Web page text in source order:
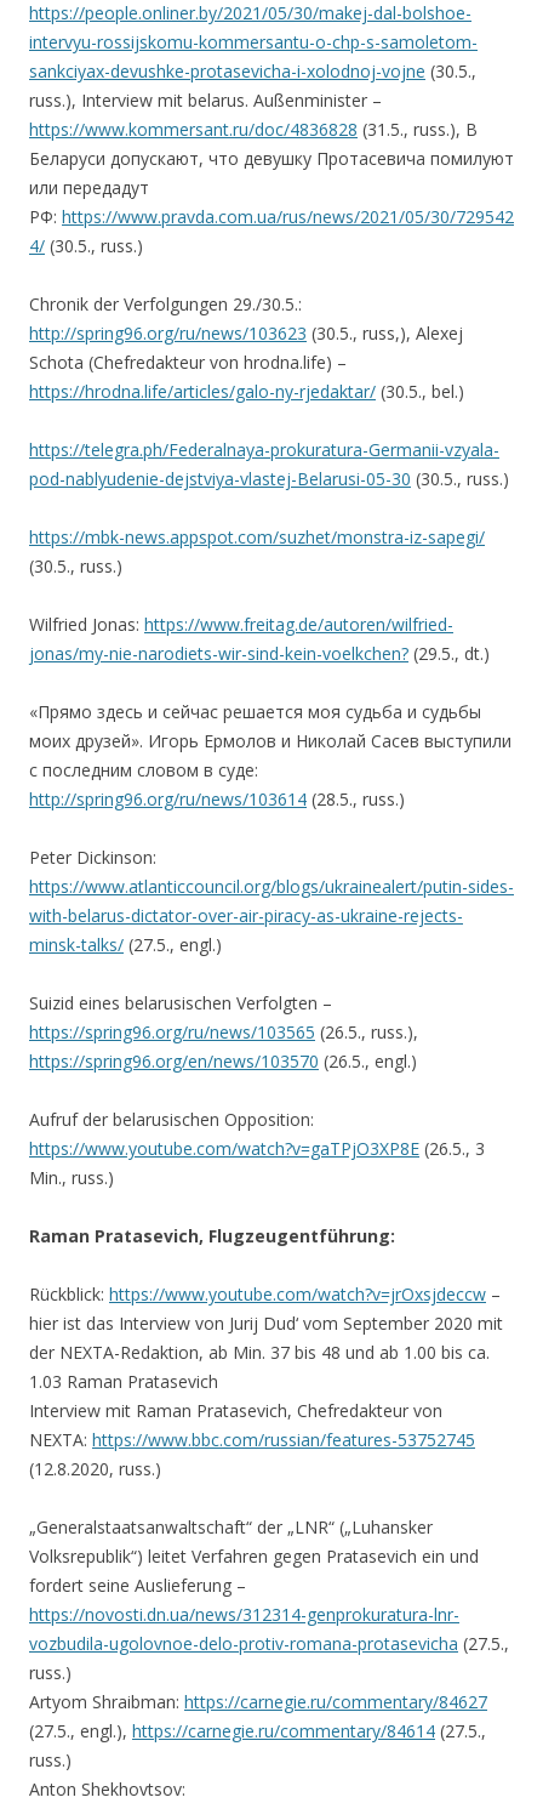
https://people.onliner.by/2021/05/30/makej-dal-bolshoe-
intervyu-rossijskomu-kommersantu-o-chp-s-samoletom-
sankciyax-devushke-protasevicha-i-xolodnoj-vojne (30.5.,
russ.), Interview mit belarus. Außenminister –
https://www.kommersant.ru/doc/4836828 (31.5., russ.), В
Беларуси допускают, что девушку Протасевича помилуют
или передадут
РФ: https://www.pravda.com.ua/rus/news/2021/05/30/729542
4/ (30.5., russ.)
Chronik der Verfolgungen 29./30.5.:
http://spring96.org/ru/news/103623 (30.5., russ,), Alexej
Schota (Chefredakteur von hrodna.life) –
https://hrodna.life/articles/galo-ny-rjedaktar/ (30.5., bel.)
https://telegra.ph/Federalnaya-prokuratura-Germanii-vzyala-
pod-nablyudenie-dejstviya-vlastej-Belarusi-05-30 (30.5., russ.)
https://mbk-news.appspot.com/suzhet/monstra-iz-sapegi/
(30.5., russ.)
Wilfried Jonas: https://www.freitag.de/autoren/wilfried-
jonas/my-nie-narodiets-wir-sind-kein-voelkchen? (29.5., dt.)
«Прямо здесь и сейчас решается моя судьба и судьбы
моих друзей». Игорь Ермолов и Николай Сасев выступили
с последним словом в суде:
http://spring96.org/ru/news/103614 (28.5., russ.)
Peter Dickinson:
https://www.atlanticcouncil.org/blogs/ukrainealert/putin-sides-
with-belarus-dictator-over-air-piracy-as-ukraine-rejects-
minsk-talks/ (27.5., engl.)
Suizid eines belarusischen Verfolgten –
https://spring96.org/ru/news/103565 (26.5., russ.),
https://spring96.org/en/news/103570 (26.5., engl.)
Aufruf der belarusischen Opposition:
https://www.youtube.com/watch?v=gaTPjO3XP8E (26.5., 3
Min., russ.)
Raman Pratasevich, Flugzeugentführung:
Rückblick: https://www.youtube.com/watch?v=jrOxsjdeccw –
hier ist das Interview von Jurij Dud‘ vom September 2020 mit
der NEXTA-Redaktion, ab Min. 37 bis 48 und ab 1.00 bis ca.
1.03 Raman Pratasevich
Interview mit Raman Pratasevich, Chefredakteur von
NEXTA: https://www.bbc.com/russian/features-53752745
(12.8.2020, russ.)
„Generalstaatsanwaltschaft“ der „LNR“ („Luhansker
Volksrepublik“) leitet Verfahren gegen Pratasevich ein und
fordert seine Auslieferung –
https://novosti.dn.ua/news/312314-genprokuratura-lnr-
vozbudila-ugolovnoe-delo-protiv-romana-protasevicha (27.5.,
russ.)
Artyom Shraibman: https://carnegie.ru/commentary/84627
(27.5., engl.), https://carnegie.ru/commentary/84614 (27.5.,
russ.)
Anton Shekhovtsov: